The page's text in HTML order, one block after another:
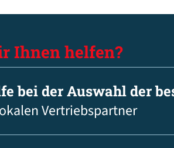
Ihnen helfen?
bei der Auswahl der
Vertriebspartner